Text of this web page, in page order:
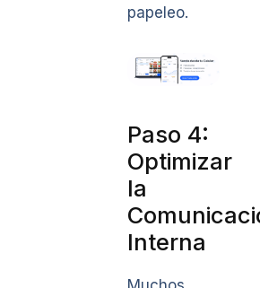
papeleo.
Paso 4:
Optimizar
la
Interna